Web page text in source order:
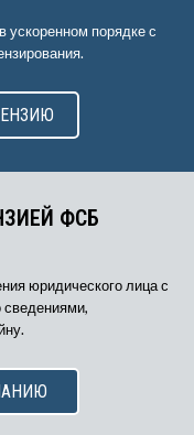
ускоренном порядке с
ФСБ
юридического лица с
сведениями,